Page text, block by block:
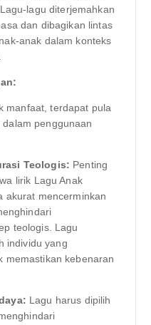
lagu diterjemahkan
dan dibagikan lintas
anak dalam konteks
manfaat, terdapat pula
penggunaan
Teologis: Penting
lirik Lagu Anak
akurat mencerminkan
teologis. Lagu
individu yang
memastikan kebenaran
Lagu harus dipilih